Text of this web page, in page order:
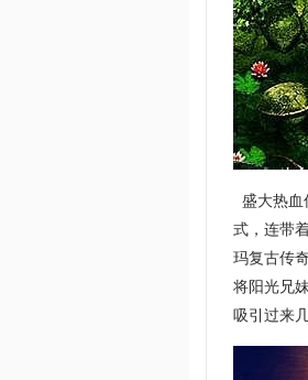
盛大热血
式，连带
玛复古传
将阳光兄
吸引过来